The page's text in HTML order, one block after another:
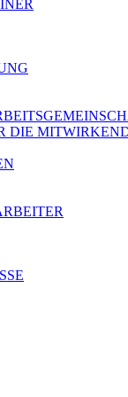
DIE